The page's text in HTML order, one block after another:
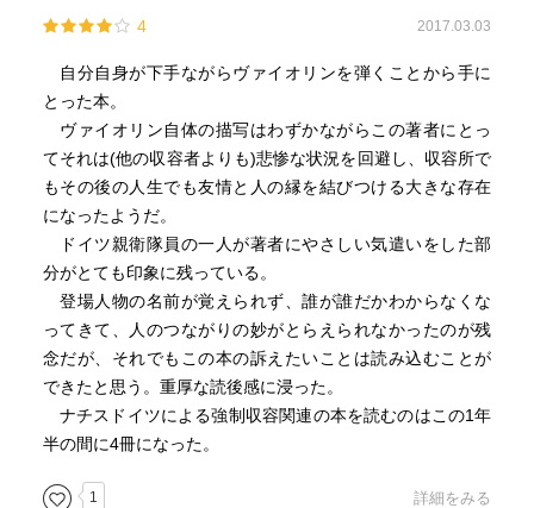
りました。
数日息苦しいまま読みました。
Drogi mojego życia
4 2017.03.03
自分自身が下手ながらヴァイオリンを弾くことから手に
とった本。
ヴァイオリン自体の描写はわずかながらこの著者にとっ
てそれは(他の収容者よりも)悲惨な状況を回避し、収容所で
もその後の人生でも友情と人の縁を結びつける大きな存在
になったようだ。
ドイツ親衛隊員の一人が著者にやさしい気遣いをした部
分がとても印象に残っている。
登場人物の名前が覚えられず、誰が誰だかわからなくな
ってきて、人のつながりの妙がとらえられなかったのが残
念だが、それでもこの本の訴えたいことは読み込むことが
できたと思う。重厚な読後感に浸った。
ナチスドイツによる強制収容関連の本を読むのはこの1年
半の間に4冊になった。
1 詳細をみる